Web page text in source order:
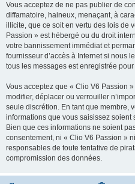
Vous acceptez de ne pas publier de
diffamatoire, haineux, menaçant, à
illicite, que ce soit en vertu des lois de
Passion » est hébergé ou du droit
votre bannissement immédiat et
fournisseur d’accès à Internet si nous
tous les messages est enregistrée
Vous acceptez que « Clio V6 Passion
modifier, déplacer ou verrouiller
seule discrétion. En tant que membre,
informations que vous saisissez
Bien que ces informations ne soient
consentement, ni « Clio V6 Passion »
responsables de toute tentative de
compromission des données.